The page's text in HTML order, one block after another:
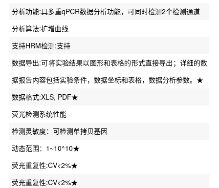
分析功能:具多重qPCR数据分析功能，可同时检测2个检测通道
分析算法:扩增曲线
支持HRM检测:支持
数据导出:可将实验结果以图形和表格的形式直接导出；详细的数
据报告内容包括实验条件，数据坐标和表格，数据分析参数。★
数据格式:XLS, PDF★
荧光检测系统性能
检测灵敏度：可检测单拷贝基因
动态范围：1~10^10★
荧光重复性:CV<2%★
荧光重复性:CV<2%★